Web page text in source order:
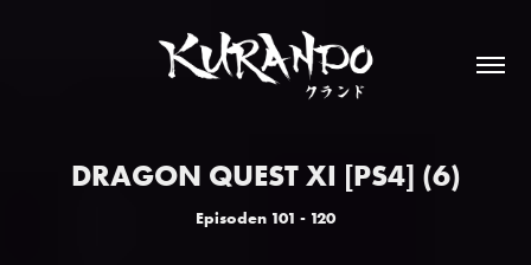
DRAGON QUEST XI [PS4] (6)
Episoden 101 - 120